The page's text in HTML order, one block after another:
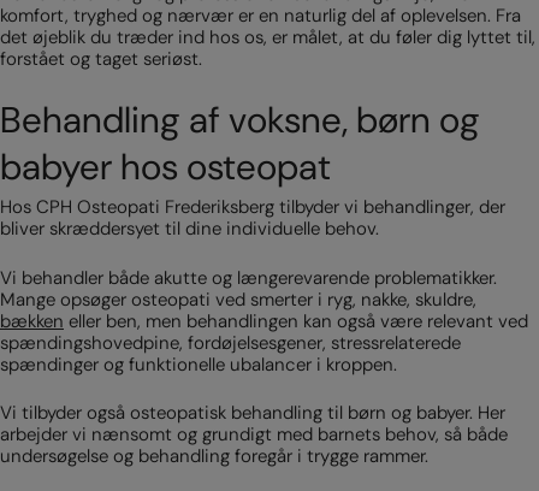
komfort, tryghed og nærvær er en naturlig del af oplevelsen. Fra
det øjeblik du træder ind hos os, er målet, at du føler dig lyttet til,
forstået og taget seriøst.
Behandling af voksne, børn og
babyer hos osteopat
Hos CPH Osteopati Frederiksberg tilbyder vi behandlinger, der
bliver skræddersyet til dine individuelle behov.
Vi behandler både akutte og længerevarende problematikker.
Mange opsøger osteopati ved smerter i ryg, nakke, skuldre,
bækken eller ben, men behandlingen kan også være relevant ved
spændingshovedpine, fordøjelsesgener, stressrelaterede
spændinger og funktionelle ubalancer i kroppen.
Vi tilbyder også osteopatisk behandling til børn og babyer. Her
arbejder vi nænsomt og grundigt med barnets behov, så både
undersøgelse og behandling foregår i trygge rammer.